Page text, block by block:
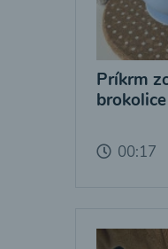
Príkrm
00:17